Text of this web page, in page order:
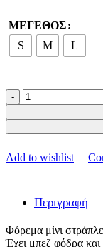
ΜΕΓΕΘΟΣ
S
M L
Φόρεμα
Μίνι
Στράπλες
Μαύρο
Δαντέλα
Add to wishlist
Περιγραφή
Φόρεμα μίνι
Έχει μπεζ φόδρα